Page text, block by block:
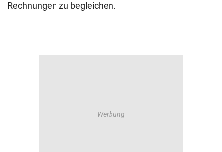
Rechnungen zu begleichen.